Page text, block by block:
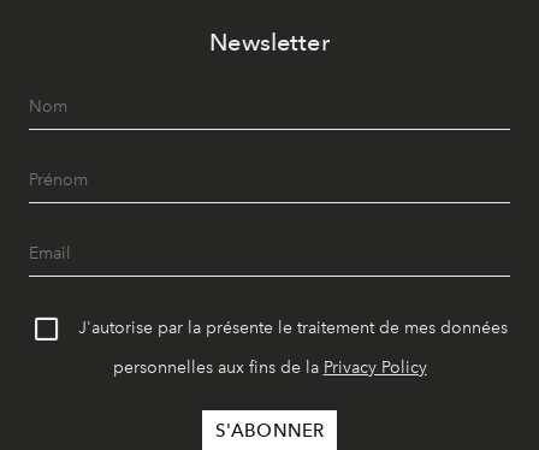
Newsletter
J'autorise par la présente le traitement de mes données
personnelles aux fins de la Privacy Policy